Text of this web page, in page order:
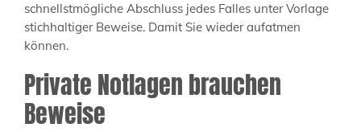
schnellstmögliche Abschluss jedes Falles unter Vorlage
stichhaltiger Beweise. Damit Sie wieder aufatmen
können.
Private Notlagen brauchen
Beweise